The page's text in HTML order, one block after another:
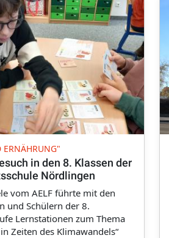
in den 8. Klassen der
Nördlingen
vom AELF führte mit den
und Schülern der 8.
Lernstationen zum Thema
in Zeiten des Klimawandels“